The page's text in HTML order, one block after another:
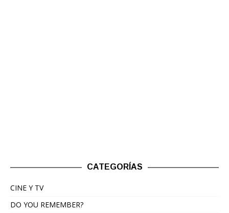
CATEGORÍAS
CINE Y TV
DO YOU REMEMBER?